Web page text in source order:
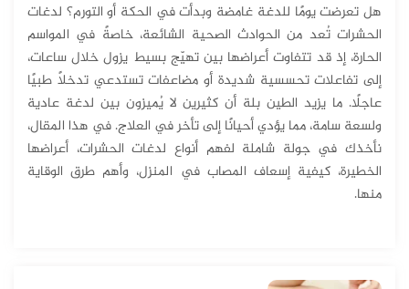
هل تعرضت يومًا للدغة غامضة وبدأت في الحكة أو التورم؟ لدغات
الحشرات تُعد من الحوادث الصحية الشائعة، خاصةً في المواسم
الحارة، إذ قد تتفاوت أعراضها بين تهيّج بسيط يزول خلال ساعات،
إلى تفاعلات تحسسية شديدة أو مضاعفات تستدعي تدخلاً طبيًا
عاجلًا. ما يزيد الطين بلة أن كثيرين لا يُميزون بين لدغة عادية
ولسعة سامة، مما يؤدي أحيانًا إلى تأخر في العلاج. في هذا المقال،
نأخذك في جولة شاملة لفهم أنواع لدغات الحشرات، أعراضها
الخطيرة، كيفية إسعاف المصاب في المنزل، وأهم طرق الوقاية
منها.